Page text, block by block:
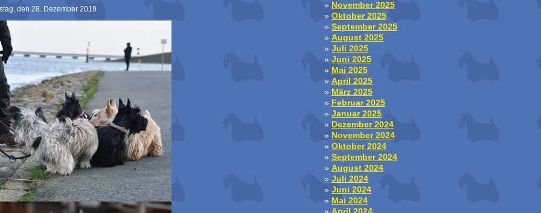
den 28. Dezember 2019
November 2025
Oktober 2025
September 2025
August 2025
Juli 2025
Juni 2025
Mai 2025
April 2025
März 2025
Februar 2025
Januar 2025
Dezember 2024
November 2024
Oktober 2024
September 2024
August 2024
Juli 2024
Juni 2024
Mai 2024